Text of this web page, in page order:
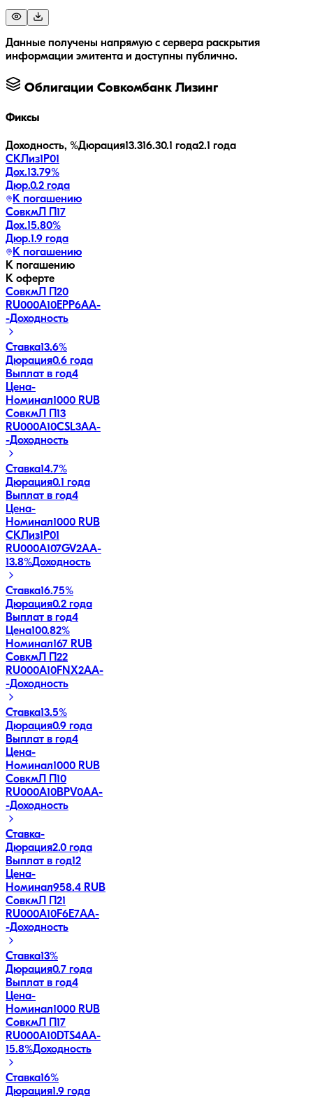
Данные получены напрямую с сервера раскрытия
информации эмитента и доступны публично.
Облигации Совкомбанк Лизинг
Фиксы
Доходность, %Дюрация13.316.30.1 года2.1 года
СКЛиз1Р01
Дох.13.79%
Дюр.0.2 года
К погашению
СовкмЛ П17
Дох.15.80%
Дюр.1.9 года
К погашению
К погашению
К оферте
СовкмЛ П20
RU000A10EPP6AA-
-Доходность
Ставка13.6%
Дюрация0.6 года
Выплат в год4
Цена-
Номинал1000 RUB
СовкмЛ П13
RU000A10CSL3AA-
-Доходность
Ставка14.7%
Дюрация0.1 года
Выплат в год4
Цена-
Номинал1000 RUB
СКЛиз1Р01
RU000A107GV2AA-
13.8%Доходность
Ставка16.75%
Дюрация0.2 года
Выплат в год4
Цена100.82%
Номинал167 RUB
СовкмЛ П22
RU000A10FNX2AA-
-Доходность
Ставка13.5%
Дюрация0.9 года
Выплат в год4
Цена-
Номинал1000 RUB
СовкмЛ П10
RU000A10BPV0AA-
-Доходность
Ставка-
Дюрация2.0 года
Выплат в год12
Цена-
Номинал958.4 RUB
СовкмЛ П21
RU000A10F6E7AA-
-Доходность
Ставка13%
Дюрация0.7 года
Выплат в год4
Цена-
Номинал1000 RUB
СовкмЛ П17
RU000A10DTS4AA-
15.8%Доходность
Ставка16%
Дюрация1.9 года